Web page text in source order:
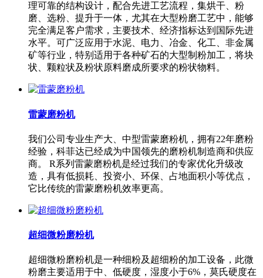
理可靠的结构设计，配合先进工艺流程，集烘干、粉
磨、选粉、提升于一体，尤其在大型粉磨工艺中，能够
完全满足客户需求，主要技术、经济指标达到国际先进
水平。可广泛应用于水泥、电力、冶金、化工、非金属
矿等行业，特别适用于各种矿石的大型制粉加工，将块
状、颗粒状及粉状原料磨成所要求的粉状物料。
雷蒙磨粉机
我们公司专业生产大、中型雷蒙磨粉机，拥有22年磨粉
经验，科菲达已经成为中国领先的磨粉机制造商和供应
商。 R系列雷蒙磨粉机是经过我们的专家优化升级改
造，具有低损耗、投资小、环保、占地面积小等优点，
它比传统的雷蒙磨粉机效率更高。
超细微粉磨粉机
超细微粉磨粉机是一种细粉及超细粉的加工设备，此微
粉磨主要适用于中、低硬度，湿度小于6%，莫氏硬度在